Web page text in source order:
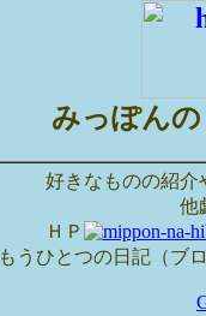
みっぽん
好きなものの紹介
他
ＨＰ
もうひとつの日記（ブ